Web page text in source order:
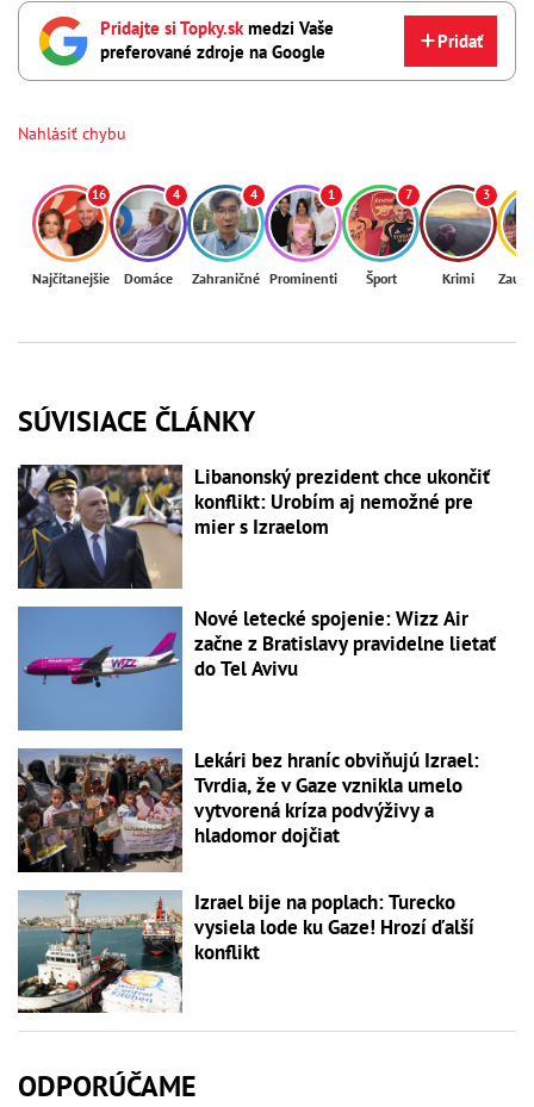
Pridajte si Topky.skmedzi Vaše
preferované zdroje na Google
Pridať
Nahlásiť chybu
16
Najčítanejšie
4
Domáce
4
Zahraničné
1
Prominenti
7
Šport
3
Krimi
SÚVISIACE ČLÁNKY
Libanonský prezident chce ukončiť
konflikt: Urobím aj nemožné pre
mier s Izraelom
Nové letecké spojenie: Wizz Air
začne z Bratislavy pravidelne lietať
do Tel Avivu
Lekári bez hraníc obviňujú Izrael:
Tvrdia, že v Gaze vznikla umelo
vytvorená kríza podvýživy a
hladomor dojčiat
Izrael bije na poplach: Turecko
vysiela lode ku Gaze! Hrozí ďalší
konflikt
ODPORÚČAME